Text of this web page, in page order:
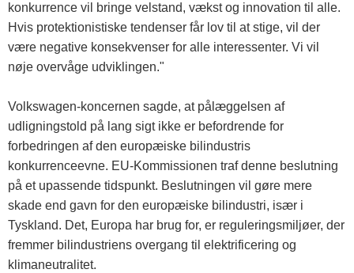
konkurrence vil bringe velstand, vækst og innovation til alle.
Hvis protektionistiske tendenser får lov til at stige, vil der
være negative konsekvenser for alle interessenter. Vi vil
nøje overvåge udviklingen."
Volkswagen-koncernen sagde, at pålæggelsen af ​​
udligningstold på lang sigt ikke er befordrende for
forbedringen af ​​den europæiske bilindustris
konkurrenceevne. EU-Kommissionen traf denne beslutning
på et upassende tidspunkt. Beslutningen vil gøre mere
skade end gavn for den europæiske bilindustri, især i
Tyskland. Det, Europa har brug for, er reguleringsmiljøer, der
fremmer bilindustriens overgang til elektrificering og
klimaneutralitet.